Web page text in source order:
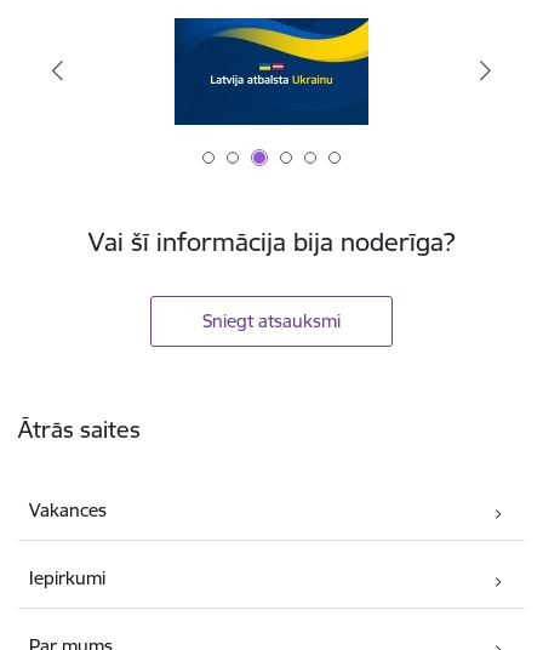
Vai šī informācija bija noderīga?
Sniegt atsauksmi
Ātrās saites
Vakances
Iepirkumi
Par mums